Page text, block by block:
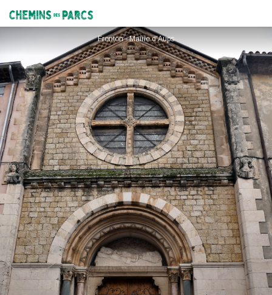
Chemins des Parcs
Fronton - Mairie d'Aups